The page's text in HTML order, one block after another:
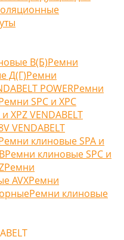
В(Б)Ремни
Д(Г)Ремни
POWERРемни
SPC и XPC
XPZ VENDABELT
VENDABELT
клиновые SPA и
Ремни клиновые SPC и
Ремни
AVXРемни
Ремни клиновые